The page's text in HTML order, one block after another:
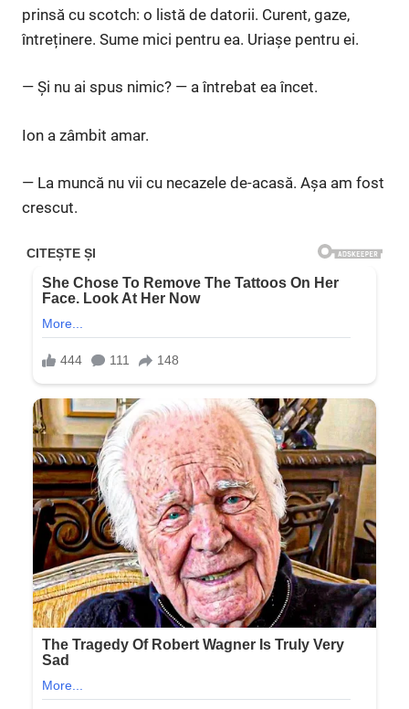
prinsă cu scotch: o listă de datorii. Curent, gaze,
întreținere. Sume mici pentru ea. Uriașe pentru ei.
— Și nu ai spus nimic? — a întrebat ea încet.
Ion a zâmbit amar.
— La muncă nu vii cu necazele de-acasă. Așa am fost
crescut.